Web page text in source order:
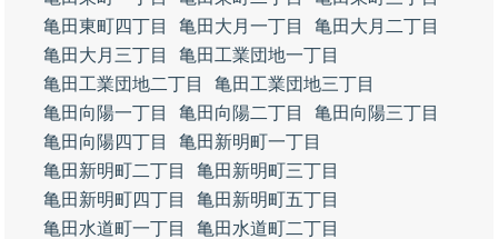
亀田東町四丁目
亀田大月一丁目
亀田大月二丁目
亀田大月三丁目
亀田工業団地一丁目
亀田工業団地二丁目
亀田工業団地三丁目
亀田向陽一丁目
亀田向陽二丁目
亀田向陽三丁目
亀田向陽四丁目
亀田新明町一丁目
亀田新明町二丁目
亀田新明町三丁目
亀田新明町四丁目
亀田新明町五丁目
亀田水道町一丁目
亀田水道町二丁目